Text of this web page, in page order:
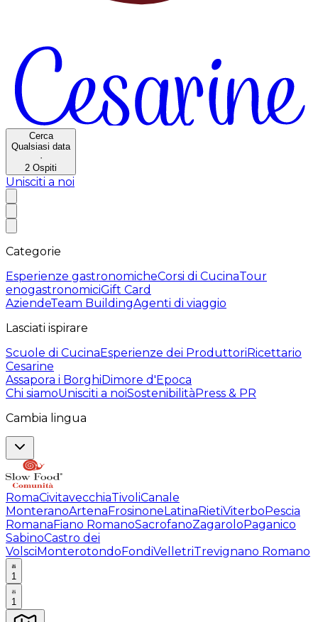
Cerca
Qualsiasi data
·
2 Ospiti
Unisciti a noi
Categorie
Esperienze gastronomicheCorsi di CucinaTour
enogastronomiciGift Card
AziendeTeam BuildingAgenti di viaggio
Lasciati ispirare
Scuole di CucinaEsperienze dei ProduttoriRicettario
Cesarine
Assapora i BorghiDimore d'Epoca
Chi siamoUnisciti a noiSostenibilitàPress & PR
Cambia lingua
RomaCivitavecchiaTivoliCanale
MonteranoArtenaFrosinoneLatinaRietiViterboPescia
RomanaFiano RomanoSacrofanoZagaroloPaganico
SabinoCastro dei
VolsciMonterotondoFondiVelletriTrevignano Romano
1
1